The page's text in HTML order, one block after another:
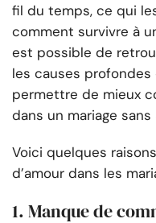
fil du temps, ce qui
comment survivre à
est possible de
les causes
permettre de mieux
dans un mariage
Voici quelques
d’amour dans les
1. Manque de